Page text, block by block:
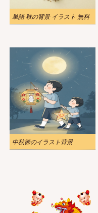
単語 秋の背景 イラスト 無料
中秋節のイラスト背景